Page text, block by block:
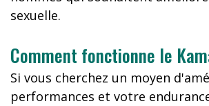
sexuelle.
Comment fonctionne le
Si vous cherchez un moyen
performances et votre